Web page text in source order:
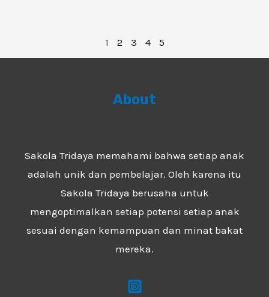
1 2 3 4 5
About
Sakola Tridaya memahami bahwa setiap anak
adalah unik dan pembelajar. Oleh karena itu
Sakola Tridaya berusaha untuk
mengoptimalkan setiap potensi setiap anak
sesuai dengan kemampuan dan minat bakat
mereka.